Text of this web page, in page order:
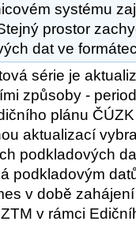
systému
prostor
dat ve
série je
způsoby -
plánu
aktualizací
podkladových
podkladovým
v době
v rámci